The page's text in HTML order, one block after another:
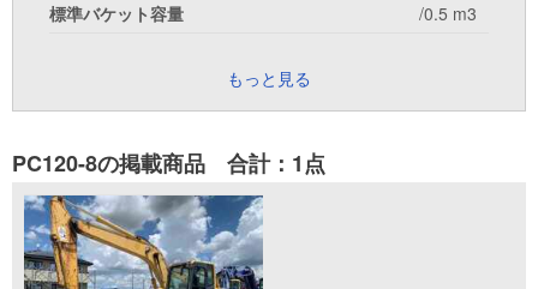
標準バケット容量
/0.5 m3
もっと見る
PC120-8の掲載商品 合計：1点